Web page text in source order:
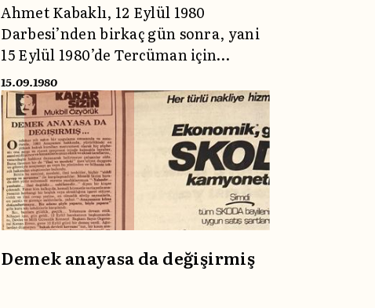
Ahmet Kabaklı, 12 Eylül 1980
Darbesi’nden birkaç gün sonra, yani
15 Eylül 1980’de Tercüman için
kaleme aldığı köşe yazısında
darbenin niteliğini değerlendiriyor;
27 Mayıs 1960 Darbesi ile
kıyaslıyordu.
15.09.1980
Demek anayasa da değişirmiş